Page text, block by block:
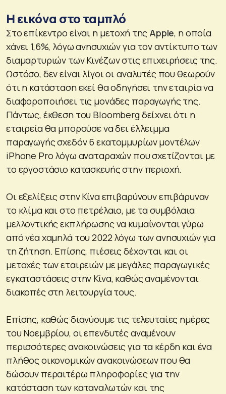
H εικόνα στο ταμπλό
Στο επίκεντρο είναι η μετοχή της Apple, η οποία
χάνει 1,6%, λόγω ανησυχιών για τον αντίκτυπο των
διαμαρτυριών των Κινέζων στις επιχειρήσεις της.
Ωστόσο, δεν είναι λίγοι οι αναλυτές που θεωρούν
ότι η κατάσταση εκεί θα οδηγήσει την εταιρία να
διαφοροποιήσει τις μονάδες παραγωγής της.
Πάντως, έκθεση του Bloomberg δείχνει ότι η
εταιρεία θα μπορούσε να δει έλλειμμα
παραγωγής σχεδόν 6 εκατομμυρίων μοντέλων
iPhone Pro λόγω αναταραχών που σχετίζονται με
το εργοστάσιο κατασκευής στην περιοχή.
Οι εξελίξεις στην Κίνα επιβαρύνουν επιβάρυναν
το κλίμα και στο πετρέλαιο, με τα συμβόλαια
μελλοντικής εκπλήρωσης να κυμαίνονται γύρω
από νέα χαμηλά του 2022 λόγω των ανησυχιών για
τη ζήτηση. Επίσης, πιέσεις δέχονται και οι
μετοχές των εταιρειών με μεγάλες παραγωγικές
εγκαταστάσεις στην Κίνα, καθώς αναμένονται
διακοπές στη λειτουργία τους.
Επίσης, καθώς διανύουμε τις τελευταίες ημέρες
του Νοεμβρίου, οι επενδυτές αναμένουν
περισσότερες ανακοινώσεις για τα κέρδη και ένα
πλήθος οικονομικών ανακοινώσεων που θα
δώσουν περαιτέρω πληροφορίες για την
κατάσταση των καταναλωτών και της